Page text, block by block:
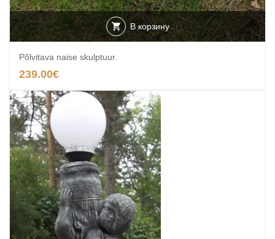
В корзину
Põlvitava naise skulptuur.
239.00€